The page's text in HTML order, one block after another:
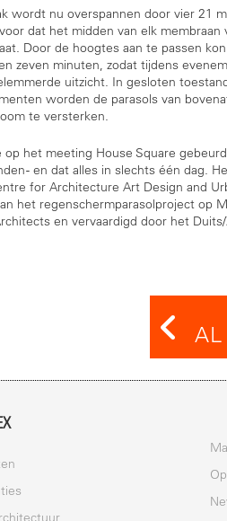
wordt nu overspannen door vier 21
dat het midden van elk
Door de hoogtes aan te passen
zeven minuten, zodat tijdens
uitzicht. In gesloten
worden de parasols van
te versterken.
op het meeting House Square
- en dat alles in slechts één dag.
for Architecture Art Design and
het regenschermparasolproject op
en vervaardigd door het
AL